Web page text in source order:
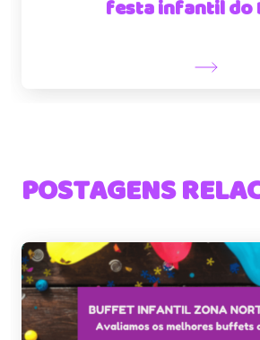
festa infantil do
POSTAGENS